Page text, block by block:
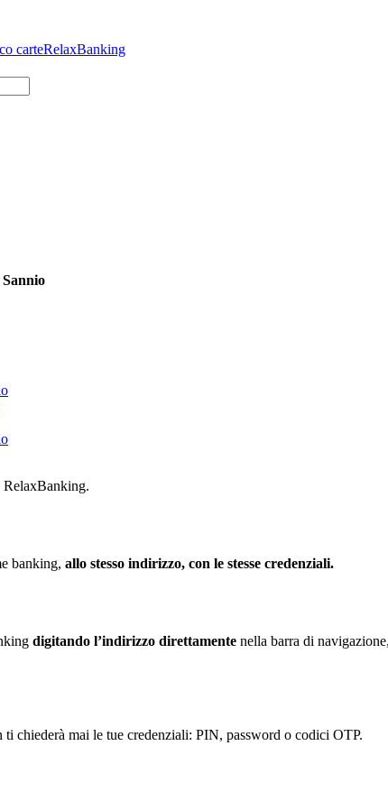
carteRelaxBanking
RelaxBanking.
banking, allo stesso indirizzo, con le stesse credenziali.
digitando l’indirizzo direttamente nella barra di
chiederà mai le tue credenziali: PIN, password o codici OTP.